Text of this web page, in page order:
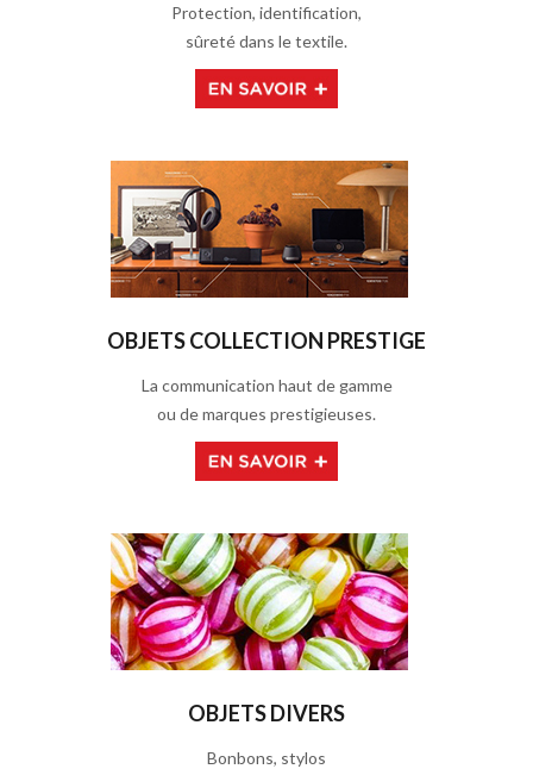
Protection, identification,
sûreté dans le textile.
OBJETS COLLECTION PRESTIGE
La communication haut de gamme
ou de marques prestigieuses.
OBJETS DIVERS
Bonbons, stylos